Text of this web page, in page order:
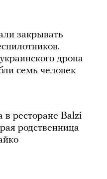
закрывать
дрона
семь человек
в ресторане Balzi
родственница